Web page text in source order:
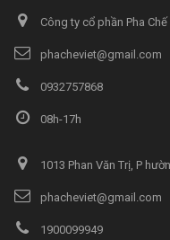
Công ty cổ phần Pha
phacheviet@gmail.com
0932757868
08h-17h
1013 Phan Văn Trị, P
phacheviet@gmail.com
1900099949